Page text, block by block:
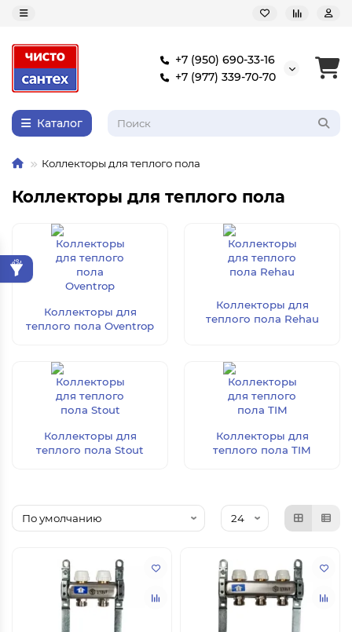
+7 (950) 690-33-16
+7 (977) 339-70-70
Каталог
Коллекторы для теплого пола
Коллекторы для теплого пола
Коллекторы для
теплого пола Oventrop
Коллекторы для
теплого пола Rehau
Коллекторы для
теплого пола Stout
Коллекторы для
теплого пола TIM